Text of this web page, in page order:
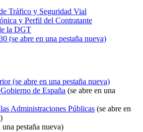
Tráfico y Seguridad Vial
y Perfil del Contratante
la DGT
(se abre en una pestaña nueva)
(se abre en una pestaña nueva)
de España (se abre en una
Administraciones Públicas (se abre en
una pestaña nueva)